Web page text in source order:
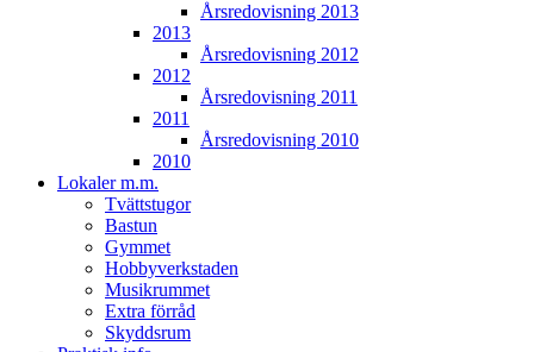
Årsredovisning 2013
2013
Årsredovisning 2012
2012
Årsredovisning 2011
2011
Årsredovisning 2010
2010
Lokaler m.m.
Tvättstugor
Bastun
Gymmet
Hobbyverkstaden
Musikrummet
Extra förråd
Skyddsrum